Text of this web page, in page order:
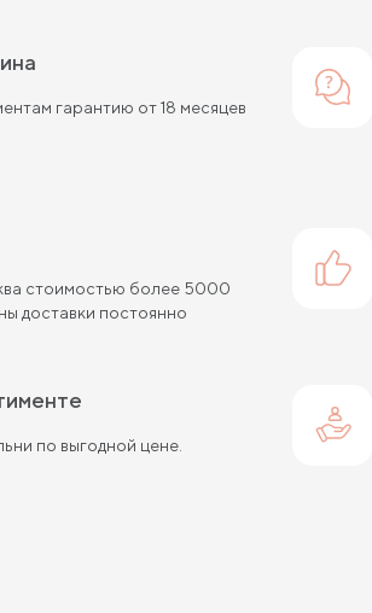
гарантию от 18 месяцев
стоимостью более 5000
доставки постоянно
по выгодной цене.